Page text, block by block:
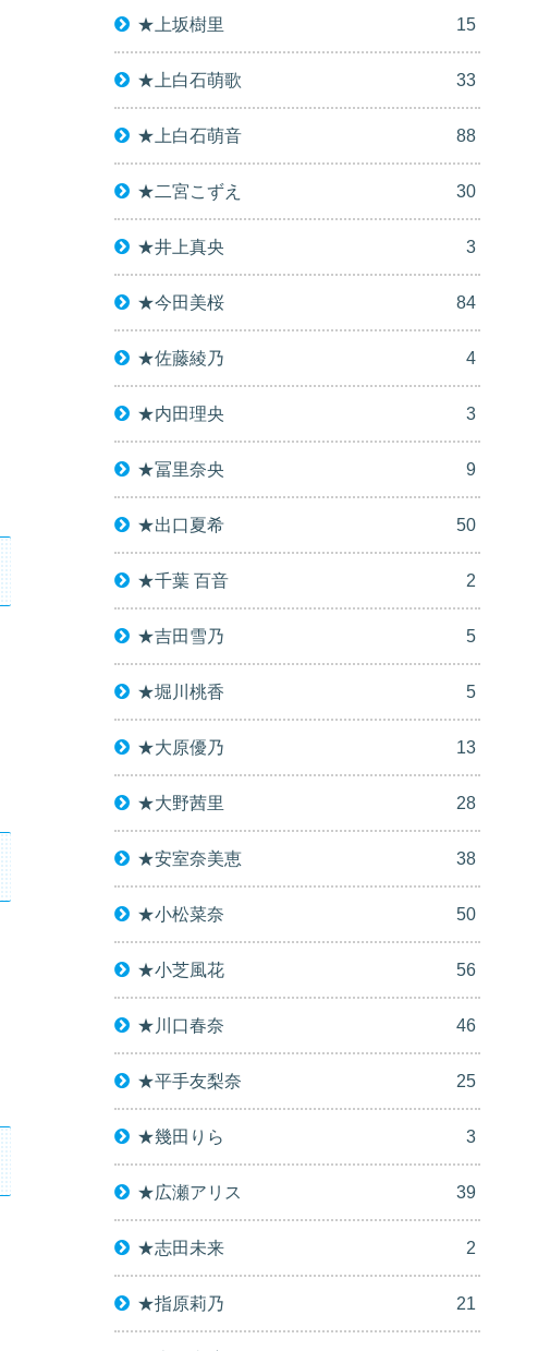
★上坂樹里 15
★上白石萌歌 33
★上白石萌音 88
★二宮こずえ 30
★井上真央 3
★今田美桜 84
★佐藤綾乃 4
★内田理央 3
★冨里奈央 9
★出口夏希 50
★千葉 百音 2
★吉田雪乃 5
★堀川桃香 5
★大原優乃 13
★大野茜里 28
★安室奈美恵 38
★小松菜奈 50
★小芝風花 56
★川口春奈 46
★平手友梨奈 25
★幾田りら 3
★広瀬アリス 39
★志田未来 2
★指原莉乃 21